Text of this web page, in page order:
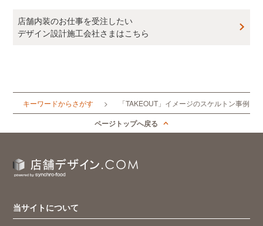
店舗内装のお仕事を受注したい
デザイン設計施工会社さまはこちら
キーワードからさがす 「TAKEOUT」イメージのスケルトン事例
ページトップへ戻る
当サイトについて